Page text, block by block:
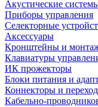
Акустические
Приборы управления
Селекторные
Аксессуары
Кронштейны и
Клавиатуры
ИК прожекторы
Блоки питания и
Коннекторы и
Кабельно-